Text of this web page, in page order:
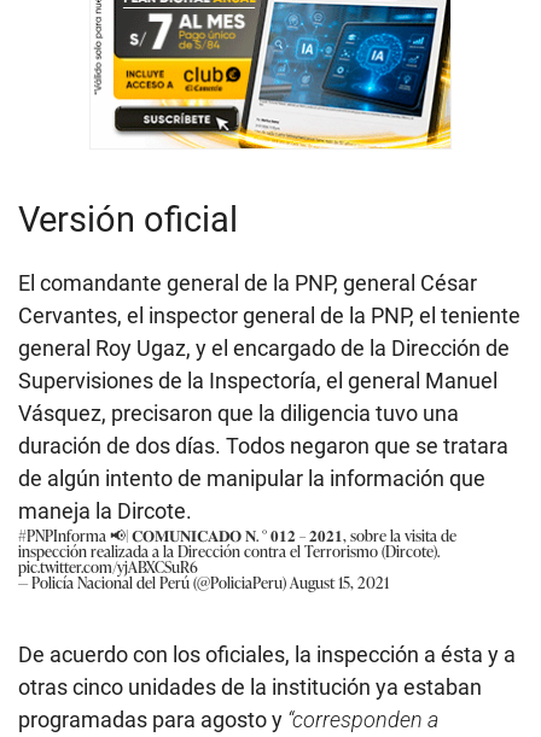
Versión oficial
El comandante general de la PNP, general César
Cervantes, el inspector general de la PNP, el teniente
general Roy Ugaz, y el encargado de la Dirección de
Supervisiones de la Inspectoría, el general Manuel
Vásquez, precisaron que la diligencia tuvo una
duración de dos días. Todos negaron que se tratara
de algún intento de manipular la información que
maneja la Dircote.
#PNPInforma 📢| 𝐂𝐎𝐌𝐔𝐍𝐈𝐂𝐀𝐃𝐎 𝐍. ° 𝟎𝟏𝟐 – 𝟐𝟎𝟐𝟏, sobre la visita de
inspección realizada a la Dirección contra el Terrorismo (Dircote).
pic.twitter.com/yjABXCSuR6
— Policía Nacional del Perú (@PoliciaPeru)August 15, 2021
De acuerdo con los oficiales, la inspección a ésta y a
otras cinco unidades de la institución ya estaban
programadas para agosto y “corresponden a